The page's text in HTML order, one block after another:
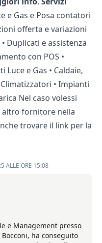
e Gas e Posa contatori
offerta e variazioni
• Duplicati e assistenza
con POS •
Luce e Gas • Caldaie,
Climatizzatori • Impianti
Nel caso volessi
fornitore nella
trovare il link per la
ALLE ORE 15:08
e Management presso
ha conseguito